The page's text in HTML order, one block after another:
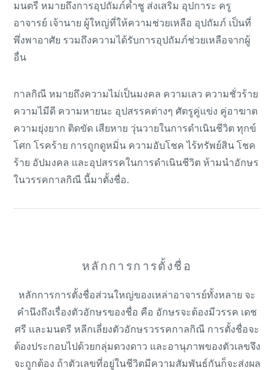
มนตรี หมายถึงการอุปถัมภ์ค้ำชู ส่งเสริม อุปการะ ครู
อาจารย์ เจ้านาย ผู้ใหญ่ที่ให้ความช่วยเหลือ อุปถัมภ์ เป็นที่
พึ่งพาอาศัย รวมถึงความได้รับการอุปถัมภ์ช่วยเหลือจากผู้
อื่น
กาลกิณี หมายถึงความไม่เป็นมงคล ความเลว ความชั่วร้าย
ความไมีดี ความหายนะ อุปสรรคต่างๆ ศัตรูคู่แข่ง คู่อาฆาต
ความยุ่งยาก ติดขัด เสียหาย วุ่นวายในการดำเนินชีวิต ทุกข์
โศก โรคร้าย การถูกดูหมิ่น ความอับโชค ไร้ทรัพย์สิน โชค
ร้าย อัปมงคล และอุปสรรคในการดำเนินชีวิต ห้ามนำอักษร
ในวรรคกาลกิณี นี้มาตั้งชื่อ.
หลักการการตั้งชื่อ
หลักการการตั้งชื่อส่วนใหญ่ของเหล่าอาจารย์ทั้งหลาย จะ
คำนึงถึงเรื่องตัวอักษรของชื่อ คือ อักษรจะต้องมีวรรค เดช
ศรี และมนตรี หลีกเลี่ยงตัวอักษรวรรคกาลกิณี การตั้งชื่อจะ
ต้องประกอบไปด้วยกลุ่มดวงดาว และอานุภาพของตัวเลขจึง
จะถูกต้อง ถ้าตัวเลขที่อยู่ในชีวิตมีความสัมพันธ์กันก็จะส่งผล